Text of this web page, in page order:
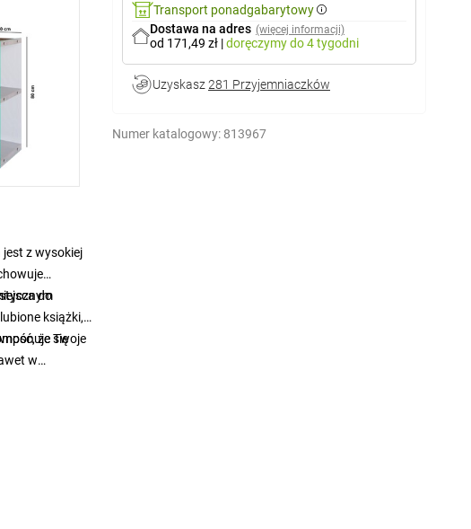
Transport ponadgabarytowy
Dostawa na adres (więcej informacji)
od 171,49 zł |doręczymydo 4 tygodni
Uzyskasz 281 Przyjemniaczków
Numer katalogowy: 813967
z wysokiej
do
książki,
że Twoje
się
w